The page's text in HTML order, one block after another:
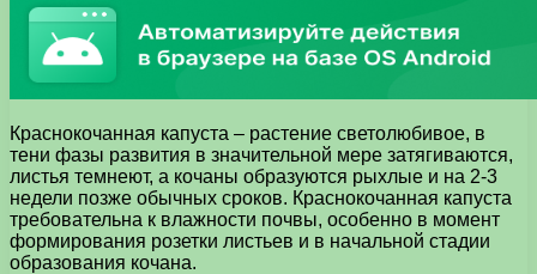
Краснокочанная капуста – растение светолюбивое, в
тени фазы развития в значительной мере затягиваются,
листья темнеют, а кочаны образуются рыхлые и на 2-3
недели позже обычных сроков. Краснокочанная капуста
требовательна к влажности почвы, особенно в момент
формирования розетки листьев и в начальной стадии
образования кочана.